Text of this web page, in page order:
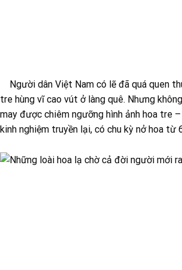
Người dân Việt Nam có lẽ đã quá quen
tre hùng vĩ cao vút ở làng quê. Nhưng
may được chiêm ngưỡng hình ảnh hoa tre
kinh nghiệm truyền lại, có chu kỳ nở hoa từ